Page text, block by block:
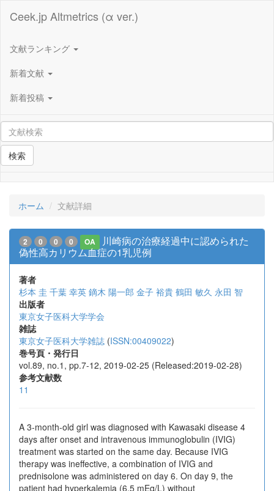
Ceek.jp Altmetrics (α ver.)
文献ランキング
新着文献
新着投稿
検索
ホーム 文献詳細
2 0 0 0 OA
川崎病の治療経過中に認められた
偽性高カリウム血症の1乳児例
著者
杉本 圭 千葉 幸英 鏑木 陽一郎 金子 裕貴 鶴田 敏久 永田 智
出版者
東京女子医科大学学会
雑誌
東京女子医科大学雑誌 (ISSN:00409022)
巻号頁・発行日
vol.89, no.1, pp.7-12, 2019-02-25 (Released:2019-02-28)
参考文献数
11
A 3-month-old girl was diagnosed with Kawasaki disease 4
days after onset and intravenous immunoglobulin (IVIG)
treatment was started on the same day. Because IVIG
therapy was ineffective, a combination of IVIG and
prednisolone was administered on day 6. On day 9, the
patient had hyperkalemia (6.5 mEq/L) without